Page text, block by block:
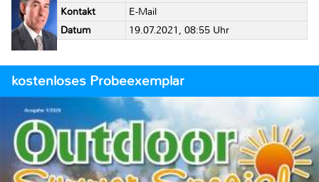
Kontakt
E-Mail
Datum
19.07.2021, 08:55 Uhr
kostenloses Probeexemplar